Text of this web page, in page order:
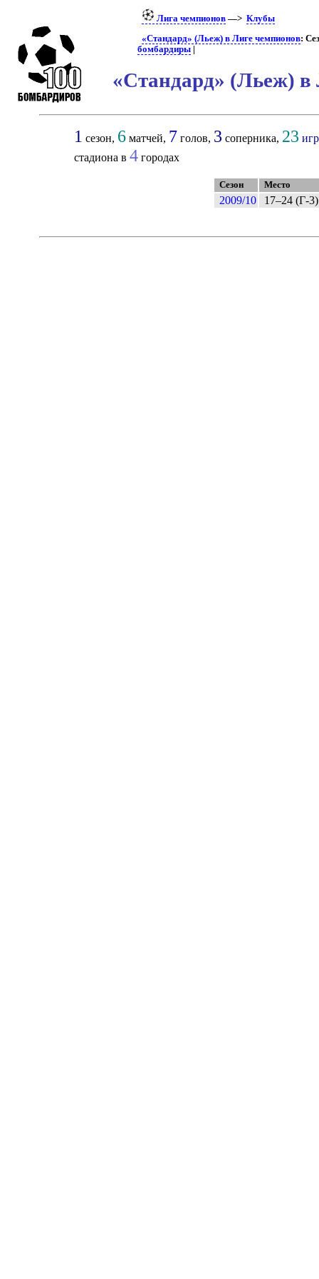
Лига чемпионов —>Клубы
«Стандард» (Льеж) в Лиге чемпионов:
бомбардиры|
«Стандард» (Льеж)
1 сезон, 6 матчей, 7 голов, 3 соперника, 23
стадиона в4 городах
Сезон Место
2009/10 17–24 (Г-3)